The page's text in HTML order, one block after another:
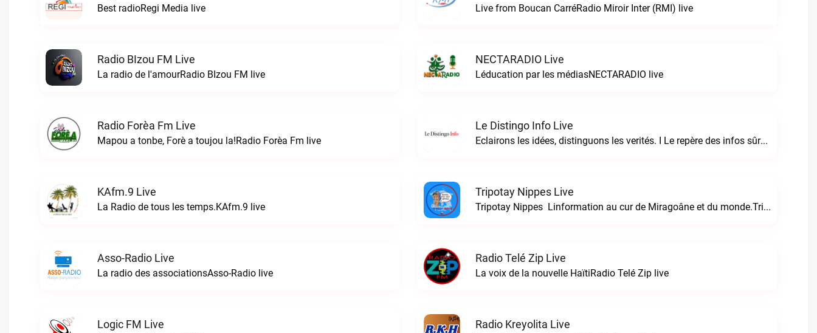
Best radioRegi Media live Live from Boucan CarréRadio Miroir Inter (RMI) live
Radio BIzou FM Live
La radio de l'amourRadio BIzou FM live
NECTARADIO Live
Léducation par les médiasNECTARADIO live
Radio Forèa Fm Live
Mapou a tonbe, Forè a toujou la!Radio Forèa Fm live
Le Distingo Info Live
Eclairons les idées, distinguons les verités. I Le repère des infos sûres.Le Distingo Info live
KAfm.9 Live
La Radio de tous les temps.KAfm.9 live
Tripotay Nippes Live
Tripotay Nippes  Linformation au cur de Miragoâne et du monde.Tripotay Nippes live
Asso-Radio Live
La radio des associationsAsso-Radio live
Radio Telé Zip Live
La voix de la nouvelle HaïtiRadio Telé Zip live
Logic FM Live Radio Kreyolita Live